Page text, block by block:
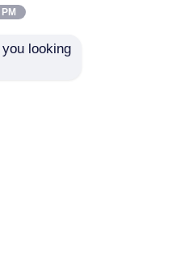
Çocuklar için küçük
açık hava oyun
ekipmanları
looking